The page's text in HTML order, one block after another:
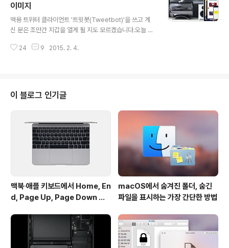
치가 있습니다. 분량도 분량이지만 국내에서 이렇게 통찰
력 있는 글을 쓰는 사람이 있었다는게 내심 감탄스럽습니
다.■ 애플의 실적발표 그리고 인사이트목차 • 애플의 실적
= iPhone 6 + 중국 • 애플의 넘버2로 부상하는 중국시장
• 아이폰 의존도 심화 • 맥, 여전히 굳건한 생태계의 축 •
이미지
맥용 트위터 클라이언트 '트윗봇(Tweetbot)'을 쓰고 계
신 분은 조만간 지갑을 열게 될 지도 모르겠습니다.오늘 트
데, 지금과는 사뭇 다른 디자인의 트윗봇이 티징 이미지처
심플한 느낌입니다. 전반적으로 앞서 업데이트가 단행된 i
OS 버전과도 상당히 흡사합니다. 맥용 트윗봇은 지난 201
2년 9월에 알파 버전으로 맥 유저들에게 첫선을 보였으며,
같은 해에 10월에 맥 앱스토어를 통해 정식 출시됐습니다.
가격은 트위터 클라이언트치고는 상당히 고가에 속하는 1
9.99달러였는데, 여러 프로..
24 9 2015. 2. 4.
이 블로그 인기글
맥북∙애플 키보드에서 Home, En
d, Page Up, Page Down 키
macOS에서 숨겨진 폴더, 숨긴
파일을 표시하는 가장 간단한 방법